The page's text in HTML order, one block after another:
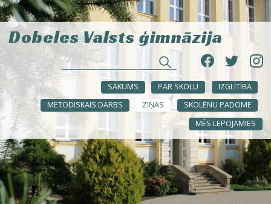
Dobeles Valsts ģimnāzija
SĀKUMS PAR SKOLU
IZGLĪTĪBA
METODISKAIS DARBS
ZIŅAS
SKOLĒNU PADOME
MĒS LEPOJAMIES